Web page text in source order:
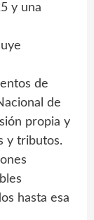
y una
de
de
propia y
y tributos.
hasta esa